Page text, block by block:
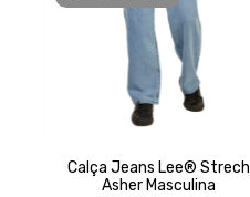
Calça Jeans Lee® Strech
Asher Masculina